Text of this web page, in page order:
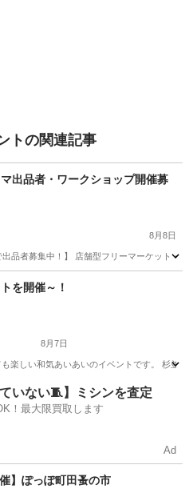
トの関連記事
出品者・ワークショップ開催募
8月8日
出品者募集中！】 店舗型フリーマーケット
フリーマーケット
を開催～！
8月7日
楽しい和気あいあいのイベントです。 杉並
フリーマーケット キッチンカー
いない🧵】ミシンを査定
！最大限買取します
Ad
】ぽっぽ町田蚤の市